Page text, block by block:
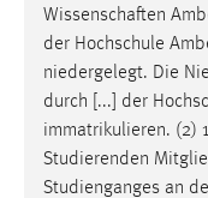
Wissenschaften
der Hochschule
niedergelegt. Die
durch [...] der
immatrikulieren. (2)
Studierenden
Studienganges an